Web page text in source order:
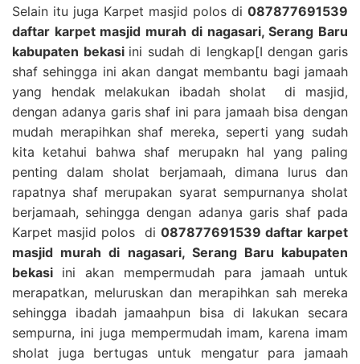
Selain itu juga Karpet masjid polos di 087877691539
daftar karpet masjid murah di nagasari, Serang Baru
kabupaten bekasi ini sudah di lengkap[I dengan garis
shaf sehingga ini akan dangat membantu bagi jamaah
yang hendak melakukan ibadah sholat di masjid,
dengan adanya garis shaf ini para jamaah bisa dengan
mudah merapihkan shaf mereka, seperti yang sudah
kita ketahui bahwa shaf merupakn hal yang paling
penting dalam sholat berjamaah, dimana lurus dan
rapatnya shaf merupakan syarat sempurnanya sholat
berjamaah, sehingga dengan adanya garis shaf pada
Karpet masjid polos di 087877691539 daftar karpet
masjid murah di nagasari, Serang Baru kabupaten
bekasi ini akan mempermudah para jamaah untuk
merapatkan, meluruskan dan merapihkan sah mereka
sehingga ibadah jamaahpun bisa di lakukan secara
sempurna, ini juga mempermudah imam, karena imam
sholat juga bertugas untuk mengatur para jamaah